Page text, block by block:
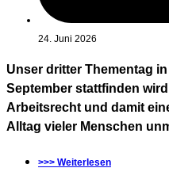
24. Juni 2026
Unser dritter Thementag
September stattfinden
Arbeitsrecht und damit
Alltag vieler Menschen
>>> Weiterlesen